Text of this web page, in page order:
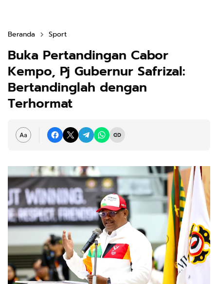
Beranda Sport
Buka Pertandingan Cabor
Kempo, Pj Gubernur Safrizal:
Bertandinglah dengan
Terhormat